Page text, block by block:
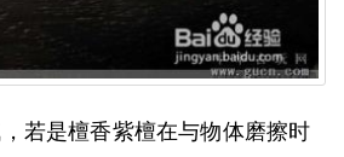
若是檀香紫檀在与物体磨擦时